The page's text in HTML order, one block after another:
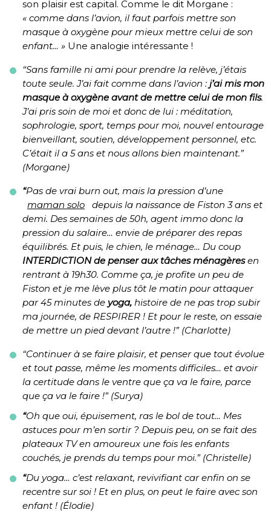
son plaisir est capital. Comme le dit Morgane :
« comme dans l’avion, il faut parfois mettre son
masque à oxygène pour mieux mettre celui de son
enfant… » Une analogie intéressante !
“Sans famille ni ami pour prendre la relève, j’étais
toute seule. J’ai fait comme dans l’avion : j’ai mis mon
masque à oxygène avant de mettre celui de mon fils.
J’ai pris soin de moi et donc de lui : méditation,
sophrologie, sport, temps pour moi, nouvel entourage
bienveillant, soutien, développement personnel, etc.
C’était il a 5 ans et nous allons bien maintenant.”
(Morgane)
“Pas de vrai burn out, mais la pression d’une
maman solo
depuis la naissance de Fiston 3 ans et
demi. Des semaines de 50h, agent immo donc la
pression du salaire… envie de préparer des repas
équilibrés. Et puis, le chien, le ménage… Du coup
INTERDICTION de penser aux tâches ménagèresen
rentrant à 19h30. Comme ça, je profite un peu de
Fiston et je me lève plus tôt le matin pour attaquer
par 45 minutes de yoga, histoire de ne pas trop subir
ma journée, de RESPIRER ! Et pour le reste, on essaie
de mettre un pied devant l’autre !” (Charlotte)
“Continuer à se faire plaisir, et penser que tout évolue
et tout passe, même les moments difficiles… et avoir
la certitude dans le ventre que ça va le faire, parce
que ça va le faire !” (Surya)
“Oh que oui, épuisement, ras le bol de tout… Mes
astuces pour m’en sortir ? Depuis peu, on se fait des
plateaux TV en amoureux une fois les enfants
couchés, je prends du temps pour moi.” (Christelle)
“Du yoga… c’est relaxant, revivifiant car enfin on se
recentre sur soi ! Et en plus, on peut le faire avec son
enfant ! (Élodie)